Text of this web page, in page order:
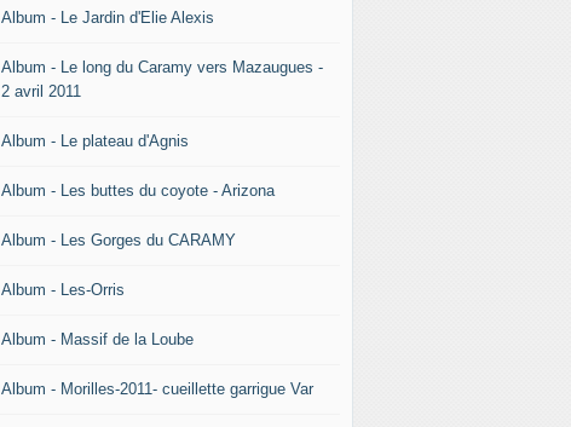
Album - Le Jardin d'Elie Alexis
Album - Le long du Caramy vers Mazaugues -
2 avril 2011
Album - Le plateau d'Agnis
Album - Les buttes du coyote - Arizona
Album - Les Gorges du CARAMY
Album - Les-Orris
Album - Massif de la Loube
Album - Morilles-2011- cueillette garrigue Var